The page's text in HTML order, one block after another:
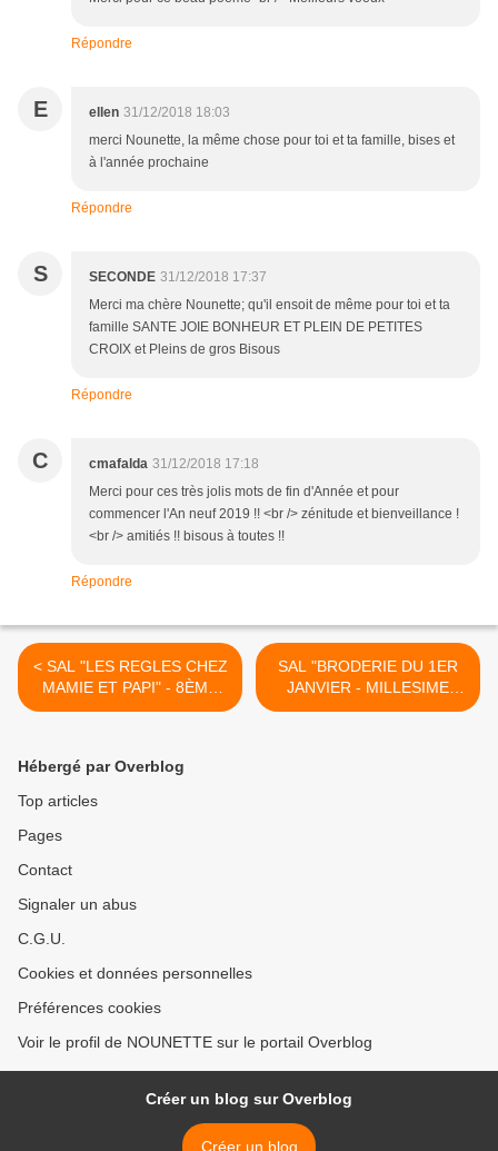
Répondre
E ellen 31/12/2018 18:03
merci Nounette, la même chose pour toi et ta famille, bises et
à l'année prochaine
Répondre
S SECONDE 31/12/2018 17:37
Merci ma chère Nounette; qu'il ensoit de même pour toi et ta
famille SANTE JOIE BONHEUR ET PLEIN DE PETITES
CROIX et Pleins de gros Bisous
Répondre
C cmafalda 31/12/2018 17:18
Merci pour ces très jolis mots de fin d'Année et pour
commencer l'An neuf 2019 !! <br /> zénitude et bienveillance !
<br /> amitiés !! bisous à toutes !!
Répondre
< SAL "LES REGLES CHEZ
MAMIE ET PAPI" - 8ÈME
OBJECTIF TERMINÉ
SAL "BRODERIE DU 1ER
JANVIER - MILLESIME
2019" - PETITES
Hébergé par Overblog
Top articles
Pages
Contact
Signaler un abus
C.G.U.
Cookies et données personnelles
Préférences cookies
Voir le profil de NOUNETTE sur le portail Overblog
Créer un blog sur Overblog
Créer un blog